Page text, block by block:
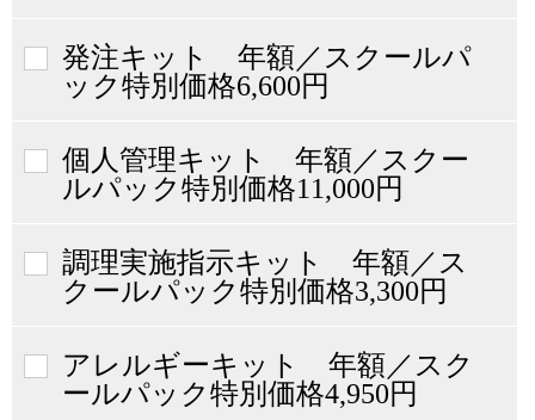
発注キット 年額／スクールパ
ック特別価格6,600円
個人管理キット 年額／スクー
ルパック特別価格11,000円
調理実施指示キット 年額／ス
クールパック特別価格3,300円
アレルギーキット 年額／スク
ールパック特別価格4,950円